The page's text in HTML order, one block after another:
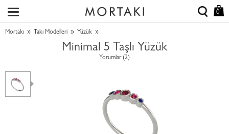
0
Mortakı » Takı Modelleri » Yüzük »
Minimal 5 Taşlı Yüzük
Yorumlar (2)